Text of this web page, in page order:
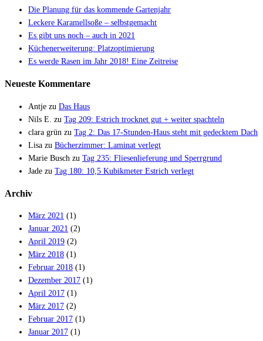
Die Planung für das kommende Gartenjahr
Leckere Karamellsoße – selbstgemacht
Es gibt uns noch – auch in 2021
Küchenerweiterung: Platzoptimierung
Es werde Rasen im Jahr 2018! Eine Zeitreise
Neueste Kommentare
Antje zu Das Haus
Nils E. zu Tag 209: Estrich trocknet gut + weiter spachteln
clara grün zu Tag 2: Das 17-Stunden-Haus steht mit gedecktem Dach
Lisa zu Bücherzimmer: Laminat verlegt
Marie Busch zu Tag 235: Fliesenlieferung und Sperrgrund
Jade zu Tag 180: 10,5 Kubikmeter Estrich verlegt
Archiv
März 2021 (1)
Januar 2021 (2)
April 2019 (2)
März 2018 (1)
Februar 2018 (1)
Dezember 2017 (1)
April 2017 (1)
März 2017 (2)
Februar 2017 (1)
Januar 2017 (1)